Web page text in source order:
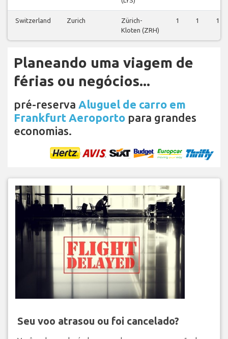
Switzerland Zurich
Zürich-
Kloten (ZRH)
1 1 1
Planeando uma viagem de
férias ou negócios...
pré-reserva Aluguel de carro em
Frankfurt Aeroporto para grandes
economias.
Seu voo atrasou ou foi cancelado?